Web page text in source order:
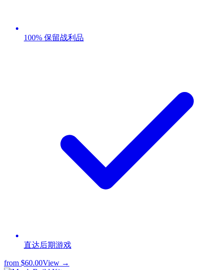
100% 保留战利品
直达后期游戏
from $60.00View →